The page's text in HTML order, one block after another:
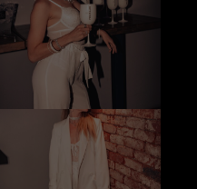
nec.